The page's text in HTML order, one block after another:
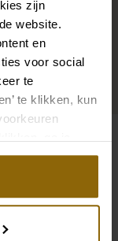
zijn
website.
en
voor social
te
te klikken, kun
mais votre
? Toutes
Couture
taille 54
des